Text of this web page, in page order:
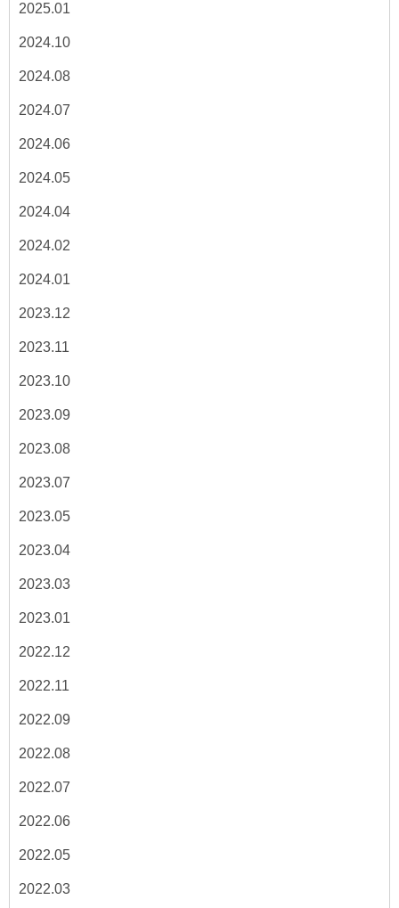
2025.01
2024.10
2024.08
2024.07
2024.06
2024.05
2024.04
2024.02
2024.01
2023.12
2023.11
2023.10
2023.09
2023.08
2023.07
2023.05
2023.04
2023.03
2023.01
2022.12
2022.11
2022.09
2022.08
2022.07
2022.06
2022.05
2022.03